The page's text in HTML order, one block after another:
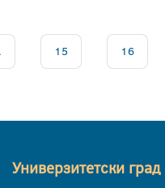
15 16
Универзитетски град